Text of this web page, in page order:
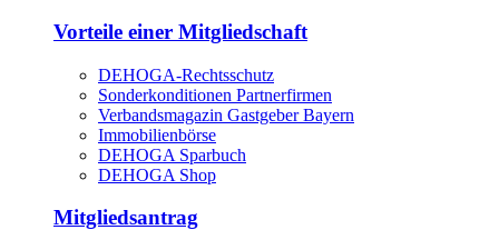
Vorteile einer Mitgliedschaft
DEHOGA-Rechtsschutz
Sonderkonditionen Partnerfirmen
Verbandsmagazin Gastgeber Bayern
Immobilienbörse
DEHOGA Sparbuch
DEHOGA Shop
Mitgliedsantrag